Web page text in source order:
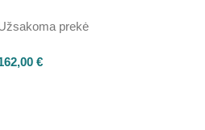
prekė
€